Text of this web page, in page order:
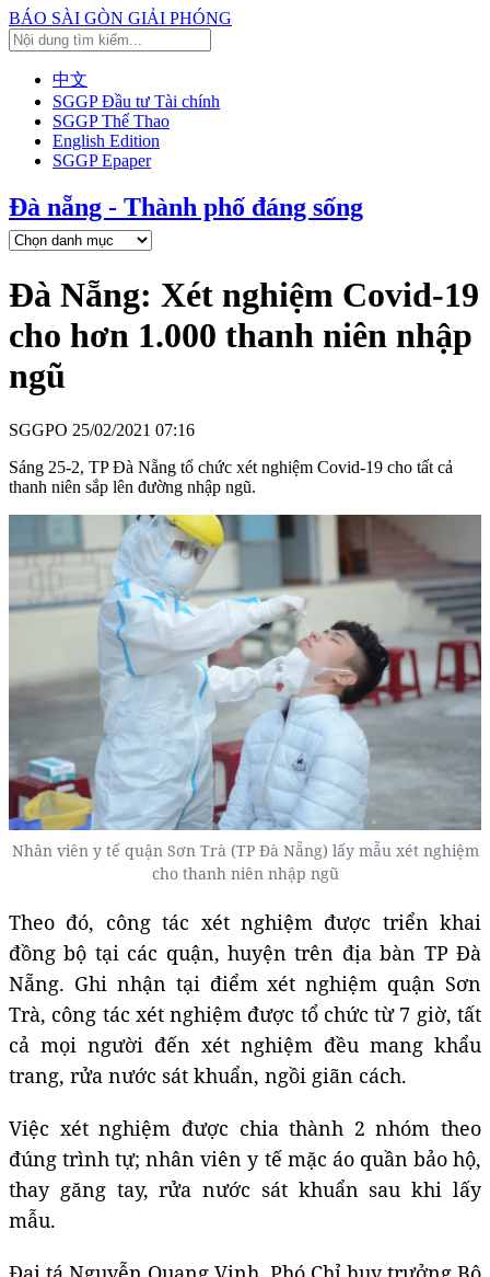
BÁO SÀI GÒN GIẢI PHÓNG
中文
SGGP Đầu tư Tài chính
SGGP Thể Thao
English Edition
SGGP Epaper
Đà nẵng - Thành phố đáng sống
Đà Nẵng: Xét nghiệm Covid-19
cho hơn 1.000 thanh niên nhập
ngũ
SGGPO 25/02/2021 07:16
Sáng 25-2, TP Đà Nẵng tổ chức xét nghiệm Covid-19 cho tất cả
thanh niên sắp lên đường nhập ngũ.
Nhân viên y tế quận Sơn Trà (TP Đà Nẵng) lấy mẫu xét nghiệm
cho thanh niên nhập ngũ
Theo đó, công tác xét nghiệm được triển khai
đồng bộ tại các quận, huyện trên địa bàn TP Đà
Nẵng. Ghi nhận tại điểm xét nghiệm quận Sơn
Trà, công tác xét nghiệm được tổ chức từ 7 giờ, tất
cả mọi người đến xét nghiệm đều mang khẩu
trang, rửa nước sát khuẩn, ngồi giãn cách.
Việc xét nghiệm được chia thành 2 nhóm theo
đúng trình tự; nhân viên y tế mặc áo quần bảo hộ,
thay găng tay, rửa nước sát khuẩn sau khi lấy
mẫu.